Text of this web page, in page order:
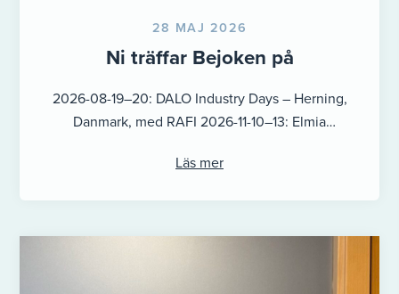
28 MAJ 2026
Ni träffar Bejoken på
2026-08-19–20: DALO Industry Days – Herning,
Danmark, med RAFI 2026-11-10–13: Elmia
28: EURO EXPO Västmanland – ...
Läs mer